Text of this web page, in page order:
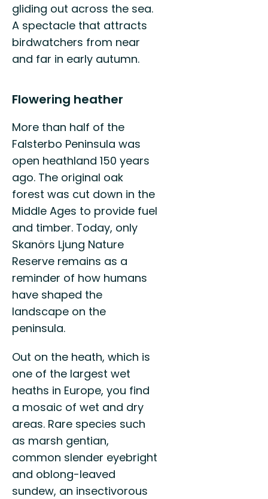
gliding out across the sea.
A spectacle that attracts
birdwatchers from near
and far in early autumn.
Flowering heather
More than half of the
Falsterbo Peninsula was
open heathland 150 years
ago. The original oak
forest was cut down in the
Middle Ages to provide fuel
and timber. Today, only
Skanörs Ljung Nature
Reserve remains as a
reminder of how humans
have shaped the
landscape on the
peninsula.
Out on the heath, which is
one of the largest wet
heaths in Europe, you find
a mosaic of wet and dry
areas. Rare species such
as marsh gentian,
common slender eyebright
and oblong-leaved
sundew, an insectivorous